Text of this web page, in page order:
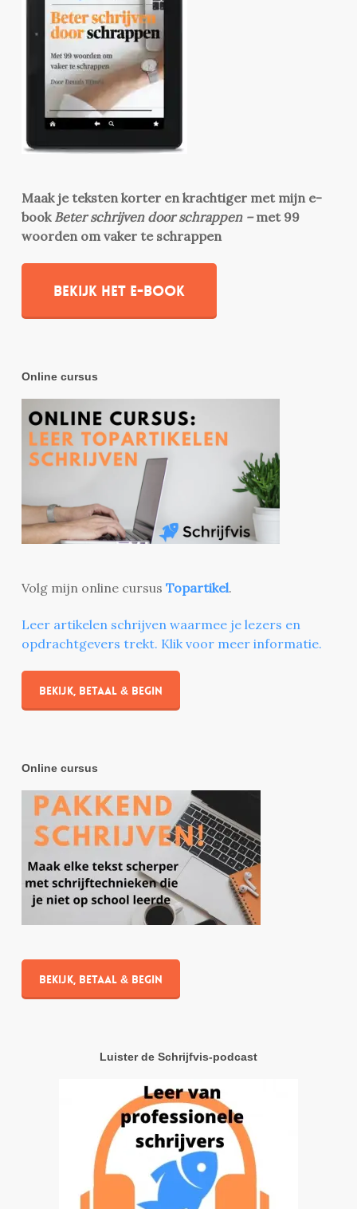
Maak je teksten korter en krachtiger met mijn e-
book Beter schrijven door schrappen –met 99
woorden om vaker te schrappen
Bekijk het e-book
Online cursus
Volg mijn online cursus Topartikel.
Leer artikelen schrijven waarmee je lezers en
opdrachtgevers trekt. Klik voor meer informatie.
Bekijk, betaal & begin
Online cursus
Bekijk, betaal & begin
Luister de Schrijfvis-podcast